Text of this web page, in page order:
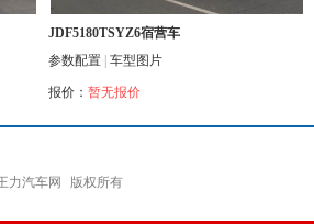
JDF5180TSYZ6宿营车
参数配置 车型图片
报价： 暂无报价
力汽车网 版权所有